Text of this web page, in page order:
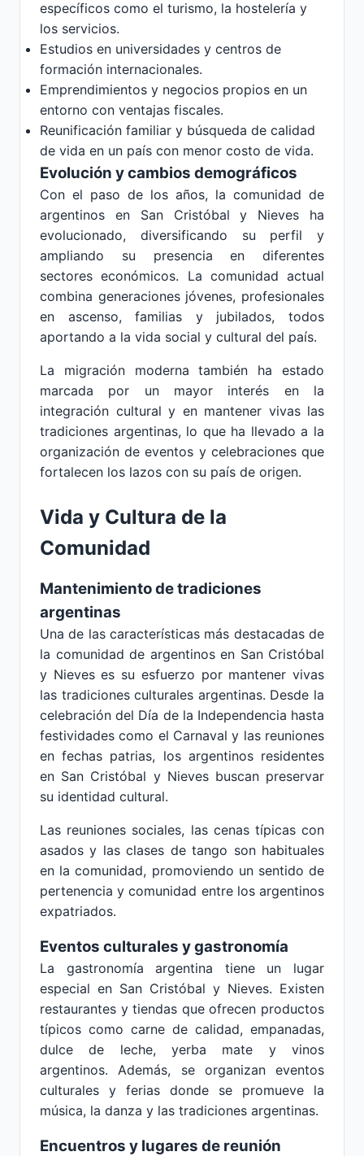
específicos como el turismo, la hostelería y
los servicios.
Estudios en universidades y centros de
formación internacionales.
Emprendimientos y negocios propios en un
entorno con ventajas fiscales.
Reunificación familiar y búsqueda de calidad
de vida en un país con menor costo de vida.
Evolución y cambios demográficos
Con el paso de los años, la comunidad de
argentinos en San Cristóbal y Nieves ha
evolucionado, diversificando su perfil y
ampliando su presencia en diferentes
sectores económicos. La comunidad actual
combina generaciones jóvenes, profesionales
en ascenso, familias y jubilados, todos
aportando a la vida social y cultural del país.
La migración moderna también ha estado
marcada por un mayor interés en la
integración cultural y en mantener vivas las
tradiciones argentinas, lo que ha llevado a la
organización de eventos y celebraciones que
fortalecen los lazos con su país de origen.
Vida y Cultura de la
Comunidad
Mantenimiento de tradiciones
argentinas
Una de las características más destacadas de
la comunidad de argentinos en San Cristóbal
y Nieves es su esfuerzo por mantener vivas
las tradiciones culturales argentinas. Desde la
celebración del Día de la Independencia hasta
festividades como el Carnaval y las reuniones
en fechas patrias, los argentinos residentes
en San Cristóbal y Nieves buscan preservar
su identidad cultural.
Las reuniones sociales, las cenas típicas con
asados y las clases de tango son habituales
en la comunidad, promoviendo un sentido de
pertenencia y comunidad entre los argentinos
expatriados.
Eventos culturales y gastronomía
La gastronomía argentina tiene un lugar
especial en San Cristóbal y Nieves. Existen
restaurantes y tiendas que ofrecen productos
típicos como carne de calidad, empanadas,
dulce de leche, yerba mate y vinos
argentinos. Además, se organizan eventos
culturales y ferias donde se promueve la
música, la danza y las tradiciones argentinas.
Encuentros y lugares de reunión